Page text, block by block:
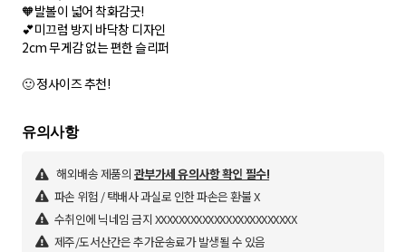
🧡발볼이 넓어 착화감굿!
💕미끄럼 방지 바닥창 디자인
2cm 무게감 없는 편한 슬리퍼
🙂 정사이즈 추천!
유의사항
해외배송 제품의 관부가세 유의사항 확인 필수!
파손 위험 / 택배사 과실로 인한 파손은 환불 X
수취인에 닉네임 금지 XXXXXXXXXXXXXXXXXXXXXXXX
제주/도서산간은 추가운송료가 발생될 수 있음